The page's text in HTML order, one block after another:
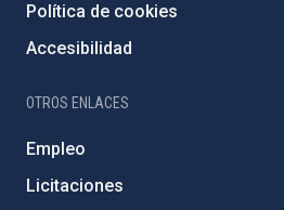
Política de cookies
Accesibilidad
OTROS ENLACES
Empleo
Licitaciones